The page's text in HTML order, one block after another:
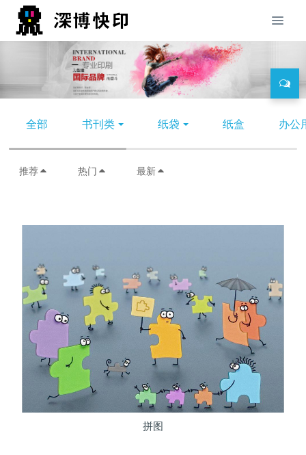
全部 书刊类 纸袋 纸盒 办公
推荐 热门 最新
拼图